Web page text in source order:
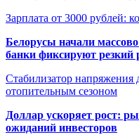
Зарплата от 3000 рублей:
Белорусы начали
банки фиксируют резкий
Стабилизатор напряжения
отопительным сезоном
Доллар ускоряет рост:
ожиданий инвесторов